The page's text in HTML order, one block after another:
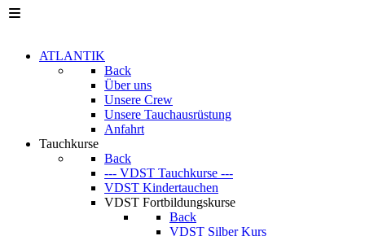
ATLANTIK
Back
Über uns
Unsere Crew
Unsere Tauchausrüstung
Anfahrt
Tauchkurse
Back
--- VDST Tauchkurse ---
VDST Kindertauchen
VDST Fortbildungskurse
Back
VDST Silber Kurs